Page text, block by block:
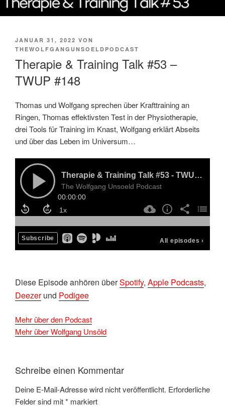
VERÖFFENTLICHT
AM
JANUAR 31, 2022 VON
THEWOLFGANGUNSOELDPODCAST
Therapie & Training Talk #53 –
TWUP #148
Thomas und Wolfgang sprechen über Krafttraining an
Ringen, Thomas effektivsten Test in der Physiotherapie,
drei Tools für Training im Knast, Wolfgang erklärt Abseits
und über das Leben im Universum…
Diese Episode anhören überSpotify, Apple Podcasts,
Deezerund Podigee
Mehr über den Podcast
Mehr über Wolfgang Unsöld
Schreibe einen Kommentar
Deine E-Mail-Adresse wird nicht veröffentlicht. Erforderliche
Felder sind mit* markiert